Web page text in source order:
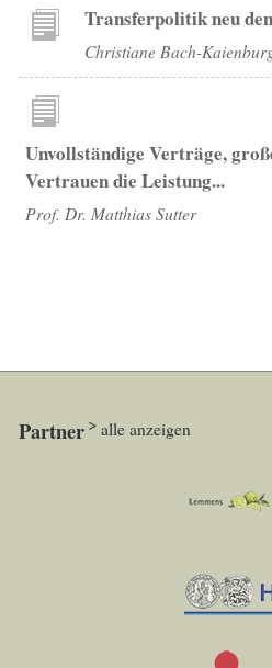
Transferpolitik neu
Christiane Bach-
Unvollständige Verträge,
Vertrauen die Leistung...
Prof. Dr. Matthias Sutter
Partner alle anzeigen